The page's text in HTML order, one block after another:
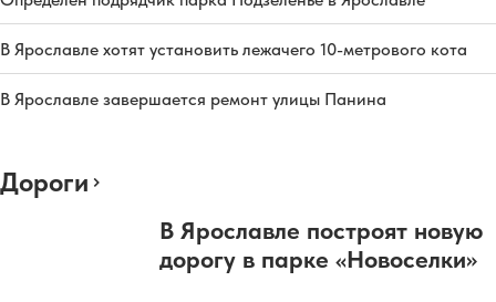
В Ярославле хотят установить лежачего 10-метрового кота
В Ярославле завершается ремонт улицы Панина
Дороги
В Ярославле построят новую
дорогу в парке «Новоселки»